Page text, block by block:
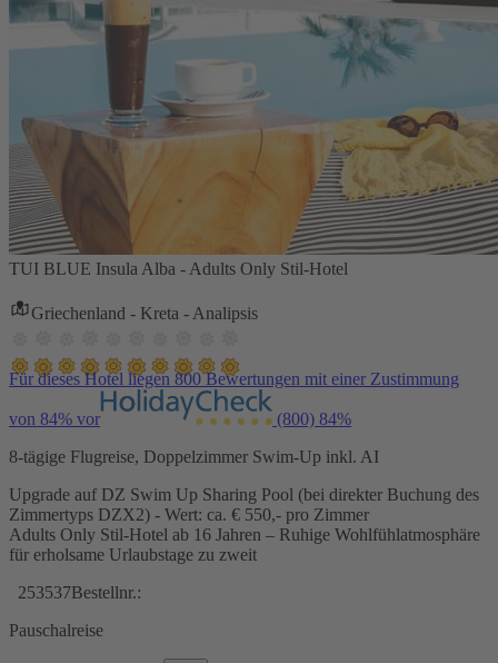
TUI BLUE Insula Alba - Adults Only Stil-Hotel
Griechenland - Kreta - Analipsis
Für dieses Hotel liegen 800 Bewertungen mit einer Zustimmung
von 84% vor (800) 84%
8-tägige Flugreise, Doppelzimmer Swim-Up inkl. AI
Upgrade auf DZ Swim Up Sharing Pool (bei direkter Buchung des
Zimmertyps DZX2) - Wert: ca. € 550,- pro Zimmer
Adults Only Stil-Hotel ab 16 Jahren – Ruhige Wohlfühlatmosphäre
für erholsame Urlaubstage zu zweit
253537Bestellnr.:
Pauschalreise